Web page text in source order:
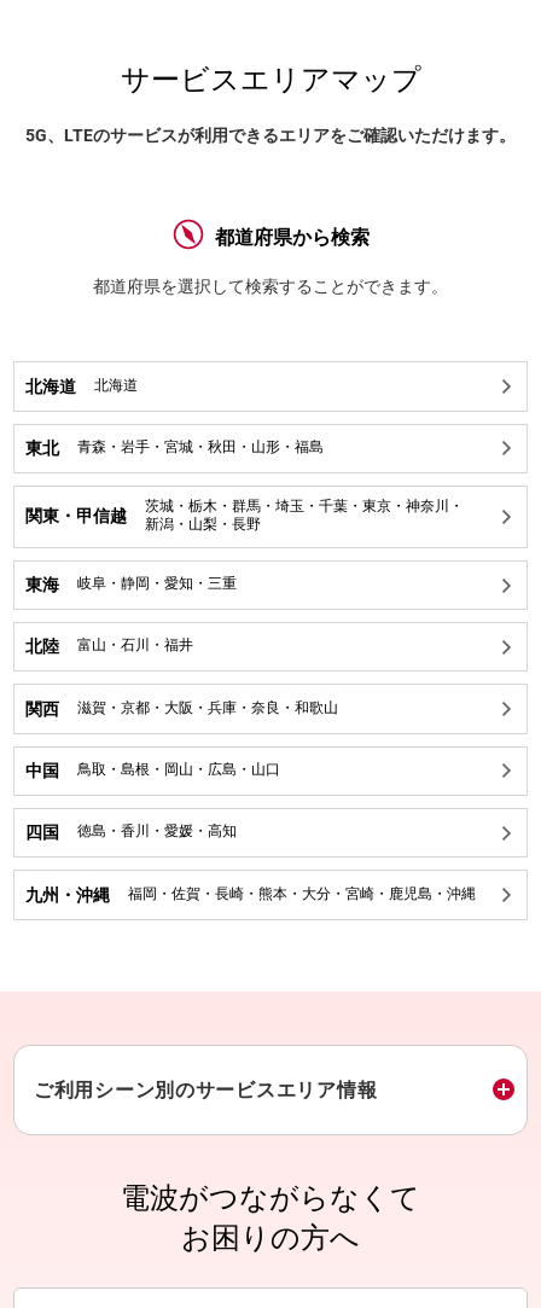
サービスエリアマップ
5G、LTEのサービスが利用できるエリアをご確認いただけます。
都道府県から検索
都道府県を選択して検索することができます。
北海道 北海道
東北 青森 ・ 岩手 ・ 宮城 ・ 秋田 ・ 山形 ・ 福島
関東・甲信越 茨城 ・ 栃木 ・ 群馬 ・ 埼玉 ・ 千葉 ・ 東京 ・ 神奈川
・
新潟 ・ 山梨 ・ 長野
東海 岐阜 ・ 静岡 ・ 愛知 ・ 三重
北陸 富山 ・ 石川 ・ 福井
関西 滋賀 ・ 京都 ・ 大阪 ・ 兵庫 ・ 奈良 ・ 和歌山
中国 鳥取 ・ 島根 ・ 岡山 ・ 広島 ・ 山口
四国 徳島 ・ 香川 ・ 愛媛 ・ 高知
九州・沖縄 福岡 ・ 佐賀 ・ 長崎 ・ 熊本 ・ 大分 ・ 宮崎 ・ 鹿児島 ・ 沖縄
ご利用シーン別のサービスエリア情報
電波がつながらなくて
お困りの方へ